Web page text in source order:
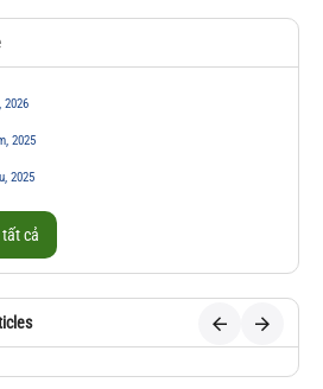
2026
2025
2025
cả